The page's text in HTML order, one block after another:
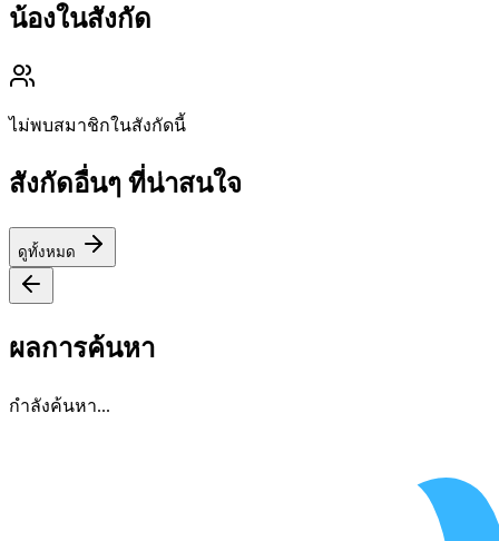
น้องในสังกัด
ไม่พบสมาชิกในสังกัดนี้
สังกัดอื่นๆ ที่น่าสนใจ
ดูทั้งหมด
ผลการค้นหา
กำลังค้นหา...